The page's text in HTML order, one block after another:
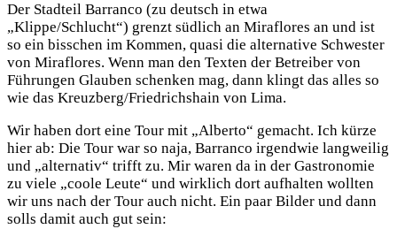
Der Stadteil Barranco (zu deutsch in etwa
„Klippe/Schlucht“) grenzt südlich an Miraflores an und ist
so ein bisschen im Kommen, quasi die alternative Schwester
von Miraflores. Wenn man den Texten der Betreiber von
Führungen Glauben schenken mag, dann klingt das alles so
wie das Kreuzberg/Friedrichshain von Lima.
Wir haben dort eine Tour mit „Alberto“ gemacht. Ich kürze
hier ab: Die Tour war so naja, Barranco irgendwie langweilig
und „alternativ“ trifft zu. Mir waren da in der Gastronomie
zu viele „coole Leute“ und wirklich dort aufhalten wollten
wir uns nach der Tour auch nicht. Ein paar Bilder und dann
solls damit auch gut sein: